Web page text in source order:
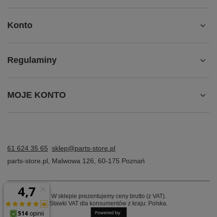
Konto
Regulaminy
MOJE KONTO
61 624 35 65 sklep@parts-store.pl
parts-store.pl
Malwowa 126 60-175 Poznań
W sklepie prezentujemy ceny brutto (z VAT).
Stawki VAT dla konsumentów z kraju: Polska.